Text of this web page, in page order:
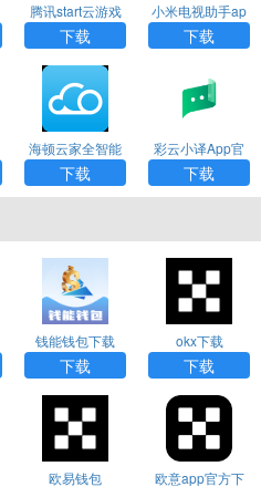
腾讯start云游戏
手机版下载
下载
小米电视助手ap
p官方下载
下载
海顿云家全智能
手机版下载
下载
彩云小译App官
网版下载
下载
钱能钱包下载
下载
okx下载
下载
欧易钱包 欧意app官方下